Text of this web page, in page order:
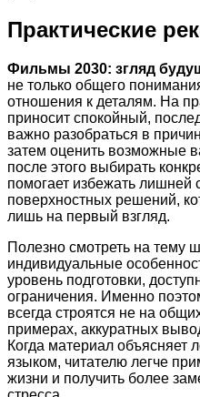
Практические
Фильмы 2030: згляд
не только общего
отношения к деталям. На
приносит спокойный,
важно разобраться в
затем оценить возможные
после этого выбирать
помогает избежать
поверхностных решений,
лишь на первый взгляд.
Полезно смотреть на тему
индивидуальные
уровень подготовки,
ограничения. Именно
всегда строятся не на
примерах, аккуратных
Когда материал объясняет
языком, читателю легче
жизни и получить более